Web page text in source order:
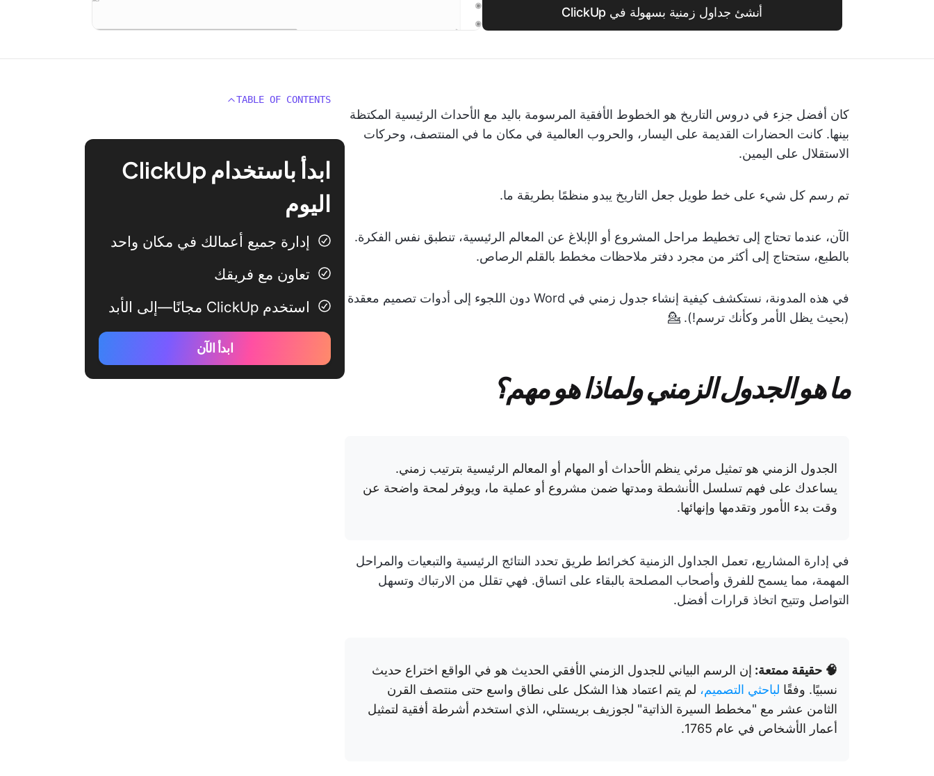
أنشئ جداول زمنية بسهولة في ClickUp
كان أفضل جزء في دروس التاريخ هو الخطوط الأفقية المرسومة باليد مع الأحداث الرئيسية المكتظة
بينها. كانت الحضارات القديمة على اليسار، والحروب العالمية في مكان ما في المنتصف، وحركات
الاستقلال على اليمين.
تم رسم كل شيء على خط طويل جعل التاريخ يبدو منظمًا بطريقة ما.
الآن، عندما تحتاج إلى تخطيط مراحل المشروع أو الإبلاغ عن المعالم الرئيسية، تنطبق نفس الفكرة.
بالطبع، ستحتاج إلى أكثر من مجرد دفتر ملاحظات مخطط بالقلم الرصاص.
في هذه المدونة، نستكشف كيفية إنشاء جدول زمني في Word دون اللجوء إلى أدوات تصميم معقدة
(بحيث يظل الأمر وكأنك ترسم!). 💁
ما هو الجدول الزمني ولماذا هو مهم؟
الجدول الزمني هو تمثيل مرئي ينظم الأحداث أو المهام أو المعالم الرئيسية بترتيب زمني.
يساعدك على فهم تسلسل الأنشطة ومدتها ضمن مشروع أو عملية ما، ويوفر لمحة واضحة عن
وقت بدء الأمور وتقدمها وإنهائها.
في إدارة المشاريع، تعمل الجداول الزمنية كخرائط طريق تحدد النتائج الرئيسية والتبعيات والمراحل
المهمة، مما يسمح للفرق وأصحاب المصلحة بالبقاء على اتساق. فهي تقلل من الارتباك وتسهل
التواصل وتتيح اتخاذ قرارات أفضل.
🧠 حقيقة ممتعة: إن الرسم البياني للجدول الزمني الأفقي الحديث هو في الواقع اختراع حديث
نسبيًا. وفقًا لباحثي التصميم، لم يتم اعتماد هذا الشكل على نطاق واسع حتى منتصف القرن
الثامن عشر مع "مخطط السيرة الذاتية" لجوزيف بريستلي، الذي استخدم أشرطة أفقية لتمثيل
أعمار الأشخاص في عام 1765.
TABLE OF CONTENTS
ابدأ باستخدام ClickUp
اليوم
إدارة جميع أعمالك في مكان واحد
تعاون مع فريقك
استخدم ClickUp مجانًا—إلى الأبد
ابدأ الآن